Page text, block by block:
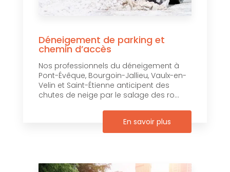
Déneigement de parking et
chemin d’accès
Nos professionnels du déneigement à
Pont-Évêque, Bourgoin-Jallieu, Vaulx-en-
Velin et Saint-Étienne anticipent des
chutes de neige par le salage des ro...
En savoir plus